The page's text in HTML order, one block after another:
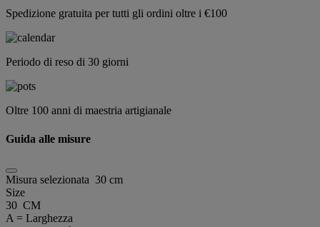
Spedizione gratuita per tutti gli ordini oltre i €100
Periodo di reso di 30 giorni
Oltre 100 anni di maestria artigianale
Guida alle misure
Misura selezionata 30 cm
Size
30 CM
A = Larghezza